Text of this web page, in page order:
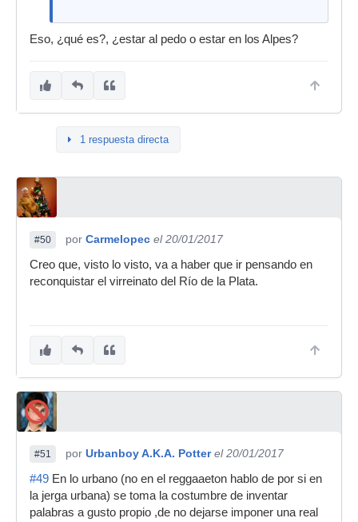
Eso, ¿qué es?, ¿estar al pedo o estar en los Alpes?
1 respuesta directa
#50 por Carmelopec el 20/01/2017
Creo que, visto lo visto, va a haber que ir pensando en
reconquistar el virreinato del Río de la Plata.
#51 por Urbanboy A.K.A. Potter el 20/01/2017
#49 En lo urbano (no en el reggaaeton hablo de por si en
la jerga urbana) se toma la costumbre de inventar
palabras a gusto propio ,de no dejarse imponer una real